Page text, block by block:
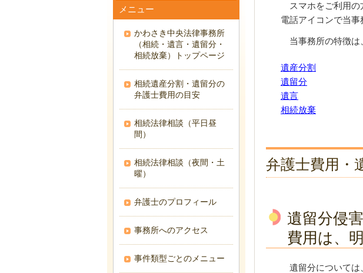
スマホをご利用の
電話アイコンで当事
当事務所の特徴は
遺産分割
遺留分
遺言
相続放棄
弁護士費用・
遺留分侵
費用は、
遺留分については
メニュー
かわさき中央法律事務所
（相続・遺言・遺留分・
相続放棄）トップページ
相続遺産分割・遺留分の
弁護士費用の目安
相続法律相談（平日昼
間）
相続法律相談（夜間・土
曜）
弁護士のプロフィール
事務所へのアクセス
事件類型ごとのメニュー